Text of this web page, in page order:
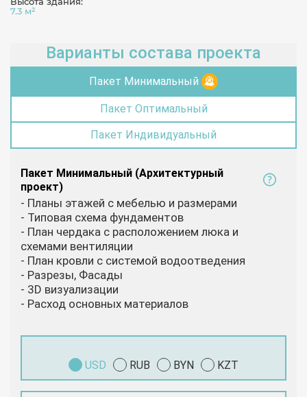
7.3 м²
Варианты состава проекта
Пакет Минимальный
Пакет Оптимальный
Пакет Индивидуальный
Пакет Минимальный (Архитектурный
проект)
- Планы этажей с мебелью и размерами
- Типовая схема фундаментов
- План чердака с расположением люка и
схемами вентиляции
- План кровли с системой водоотведения
- Разрезы, Фасады
- 3D визуализации
- Расход основных материалов
USD RUB BYN KZT